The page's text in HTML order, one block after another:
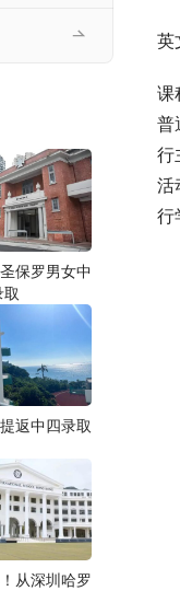
英
课
普
行
活
行
保罗男女中
返中四录取
从深圳哈罗